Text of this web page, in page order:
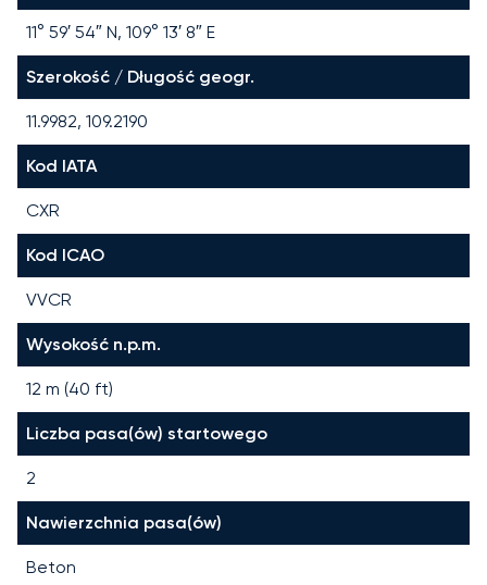
11° 59′ 54″ N, 109° 13′ 8″ E
Szerokość / Długość geogr.
11.9982, 109.2190
Kod IATA
CXR
Kod ICAO
VVCR
Wysokość n.p.m.
12 m (40 ft)
Liczba pasa(ów) startowego
2
Nawierzchnia pasa(ów)
Beton